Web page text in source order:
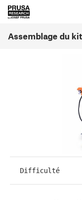
Assemblage du
Difficulté